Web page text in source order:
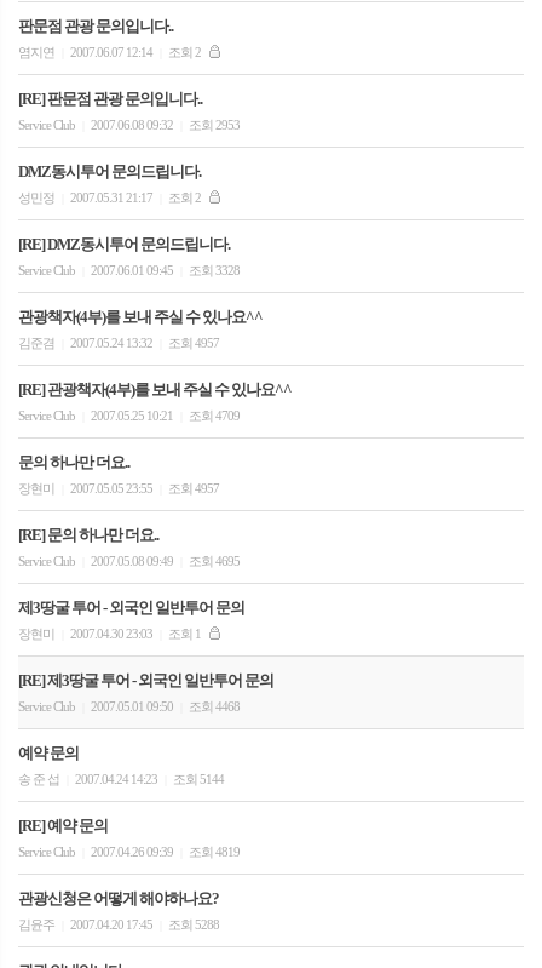
판문점 관광 문의입니다..
염지연 2007.06.07 12:14 조회 2
[RE] 판문점 관광 문의입니다..
Service Club 2007.06.08 09:32 조회 2953
DMZ동시투어 문의드립니다.
성민정 2007.05.31 21:17 조회 2
[RE] DMZ동시투어 문의드립니다.
Service Club 2007.06.01 09:45 조회 3328
관광책자(4부)를 보내 주실 수 있나요^^
김준겸 2007.05.24 13:32 조회 4957
[RE] 관광책자(4부)를 보내 주실 수 있나요^^
Service Club 2007.05.25 10:21 조회 4709
문의 하나만 더요..
장현미 2007.05.05 23:55 조회 4957
[RE] 문의 하나만 더요..
Service Club 2007.05.08 09:49 조회 4695
제3땅굴 투어 - 외국인 일반투어 문의
장현미 2007.04.30 23:03 조회 1
[RE] 제3땅굴 투어 - 외국인 일반투어 문의
Service Club 2007.05.01 09:50 조회 4468
예약 문의
송 준 섭 2007.04.24 14:23 조회 5144
[RE] 예약 문의
Service Club 2007.04.26 09:39 조회 4819
관광신청은 어떻게 해야하나요?
김윤주 2007.04.20 17:45 조회 5288